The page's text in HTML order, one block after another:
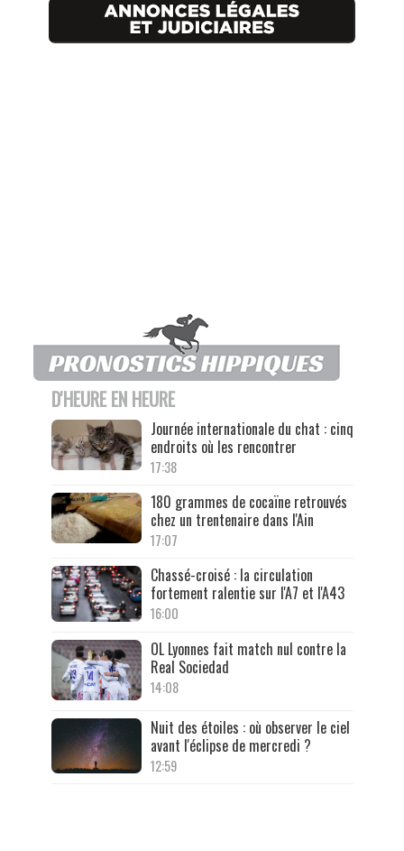
D'HEURE EN HEURE
Journée internationale du chat : cinq
endroits où les rencontrer
17:38
180 grammes de cocaïne retrouvés
chez un trentenaire dans l'Ain
17:07
Chassé-croisé : la circulation
fortement ralentie sur l'A7 et l'A43
16:00
OL Lyonnes fait match nul contre la
Real Sociedad
14:08
Nuit des étoiles : où observer le ciel
avant l'éclipse de mercredi ?
12:59